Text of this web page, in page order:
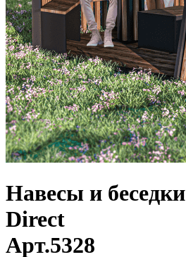
Навесы и беседки
Direct
Арт.5328